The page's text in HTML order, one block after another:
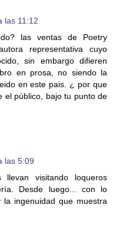
las 11:12
las ventas de Poetry
representativa cuyo
sin embargo difieren
en prosa, no siendo la
en este pais. ¿ por que
el público, bajo tu punto de
las 5:09
llevan visitando loqueros
Desde luego... con lo
ingenuidad que muestra